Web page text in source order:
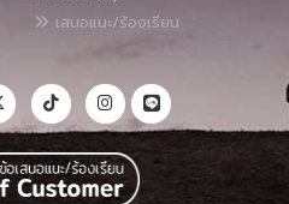
เสนอแนะ/ร้องเรียน